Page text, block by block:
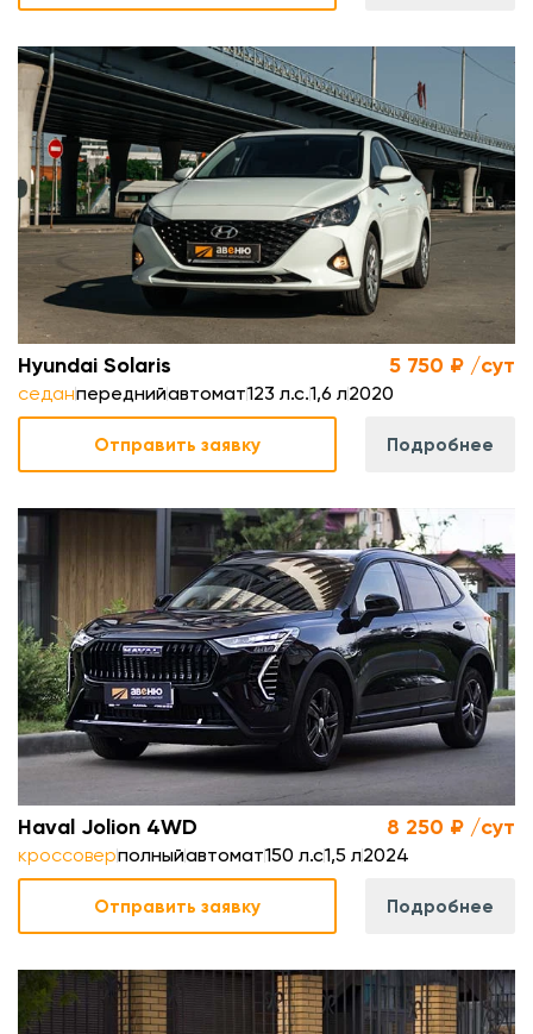
Hyundai Solaris 5 750 ₽ /сут
седанпереднийавтомат123 л.с.1,6 л2020
Отправить заявку Подробнее
Haval Jolion 4WD 8 250 ₽ /сут
кроссоверполныйавтомат150 л.с1,5 л2024
Отправить заявку Подробнее